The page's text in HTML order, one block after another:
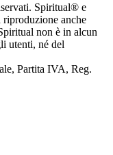
Spiritual® e
anche
non è in alcun
utenti, né del
Partita IVA, Reg.